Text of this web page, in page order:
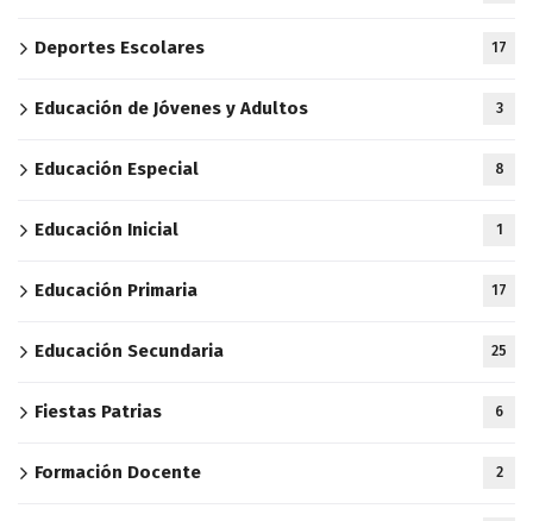
Deportes Escolares 17
Educación de Jóvenes y Adultos 3
Educación Especial 8
Educación Inicial 1
Educación Primaria 17
Educación Secundaria 25
Fiestas Patrias 6
Formación Docente 2